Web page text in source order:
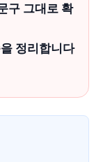
구 그대로 확
정리합니다